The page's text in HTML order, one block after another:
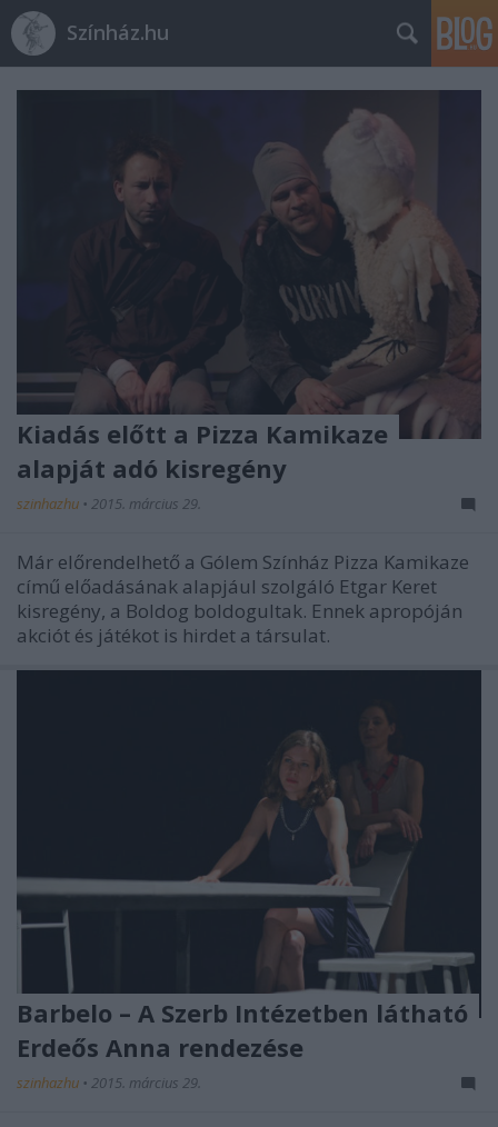
Színház.hu
Kiadás előtt a Pizza Kamikaze
alapját adó kisregény
szinhazhu • 2015. március 29.
Már előrendelhető a Gólem Színház Pizza Kamikaze
című előadásának alapjául szolgáló Etgar Keret
kisregény, a Boldog boldogultak. Ennek apropóján
akciót és játékot is hirdet a társulat.
Barbelo – A Szerb Intézetben látható
Erdeős Anna rendezése
szinhazhu • 2015. március 29.